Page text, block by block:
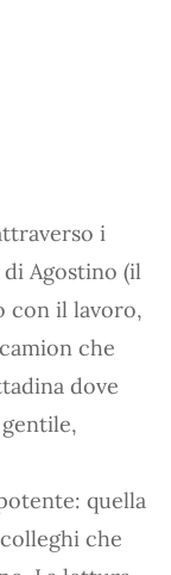
i
Agostino (il
con il lavoro,
che
dove
quella
che